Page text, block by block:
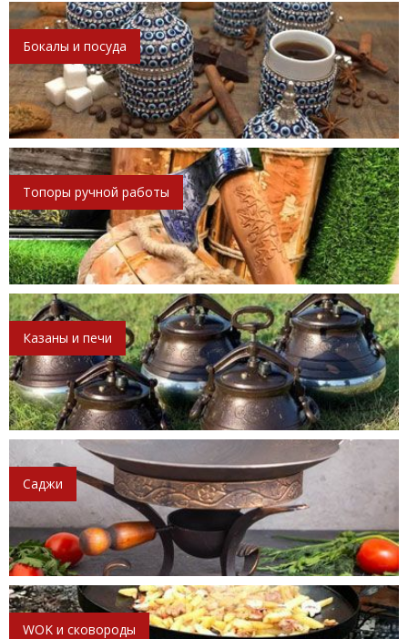
Бокалы и посуда
Топоры ручной работы
Казаны и печи
Саджи
WOK и сковороды